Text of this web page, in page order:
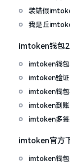
装错假
招能救急
我是丘
imtoken钱包
imtoken钱包
家来聊聊
imtoken验证
imtoken钱包
imtoken到账
imtoken多签
imtoken官方
imtoken钱包